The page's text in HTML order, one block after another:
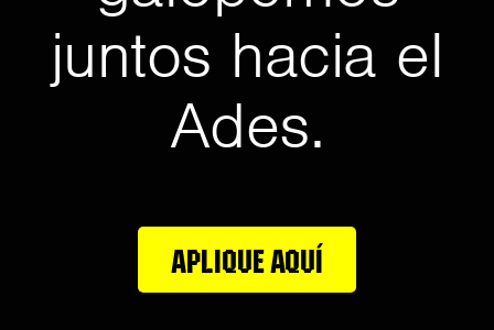
juntos hacia el
Ades.